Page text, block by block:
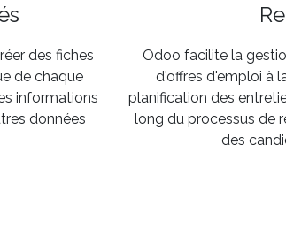
des fiches
de chaque
informations
données
Odoo facilite la
d'offres d'emploi à
planification des
long du processus de
des